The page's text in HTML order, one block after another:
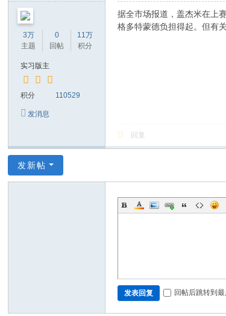
论
坛
3万
主题
0
回帖
11万
积分
实习版主
积分 110529
发消息
据全市场报道，盖杰米在上
格多特蒙德负担得起。但有
回复
发新帖
发表回复 回帖后跳转到